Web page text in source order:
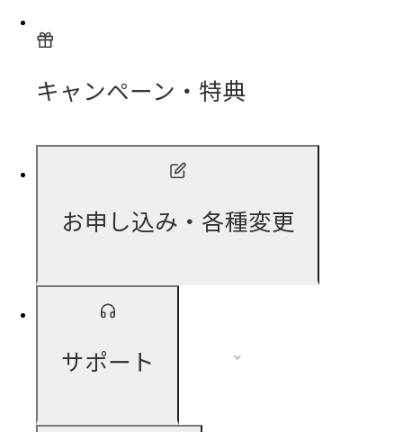
キャンペーン・特典
お申し込み・各種変更
サポート